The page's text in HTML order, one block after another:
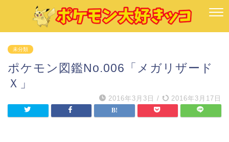
未分類
ポケモン図鑑No.006「メガリザード
Ｘ」
2016年3月3日 / 2016年3月17日